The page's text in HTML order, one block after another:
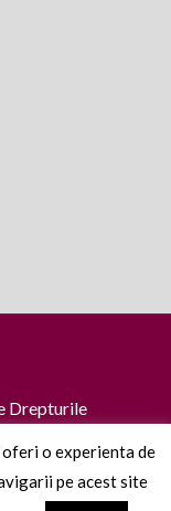
Drepturile
o experienta de
pe acest site